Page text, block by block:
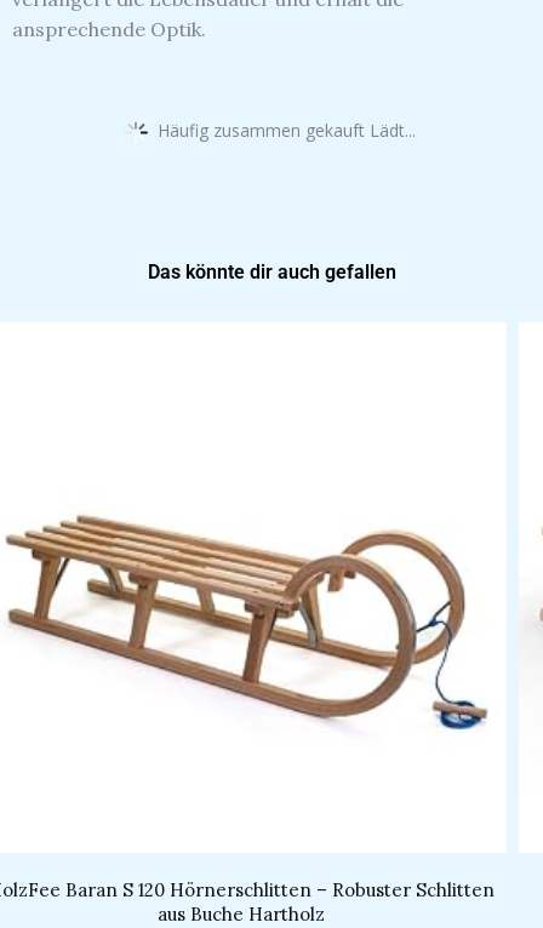
ansprechende Optik.
Häufig zusammen gekauft Lädt...
Das könnte dir auch gefallen
Baran S 120 Hörnerschlitten – Robuster Schlitten
aus Buche Hartholz